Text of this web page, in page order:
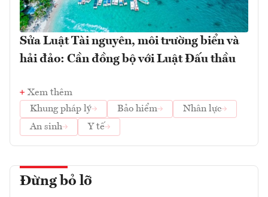
Sửa Luật Tài nguyên, môi trường biển và
hải đảo: Cần đồng bộ với Luật Đấu thầu
Xem thêm
Khung pháp lý
Bảo hiểm
Nhân lực
An sinh
Y tế
Đừng bỏ lỡ